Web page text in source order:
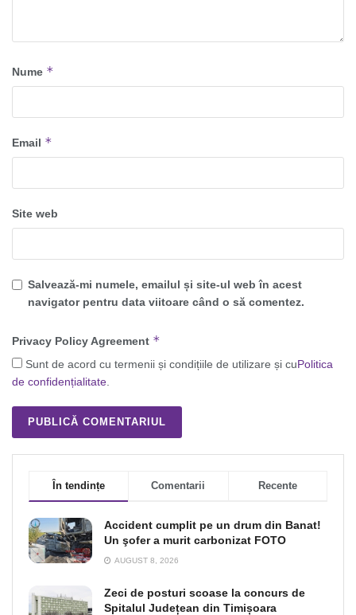
Nume *
Email *
Site web
Salvează-mi numele, emailul și site-ul web în acest
navigator pentru data viitoare când o să comentez.
Privacy Policy Agreement *
Sunt de acord cu termenii și condițiile de utilizare și cuPolitica
de confidențialitate
În tendințe Comentarii Recente
Accident cumplit pe un drum din Banat!
Un şofer a murit carbonizat FOTO
AUGUST 8, 2026
Zeci de posturi scoase la concurs de
Spitalul Județean din Timișoara